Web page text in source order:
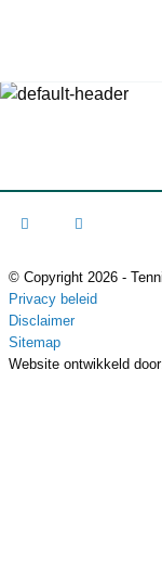
© Copyright 2026 -
Privacy beleid
Disclaimer
Sitemap
Website ontwikkeld